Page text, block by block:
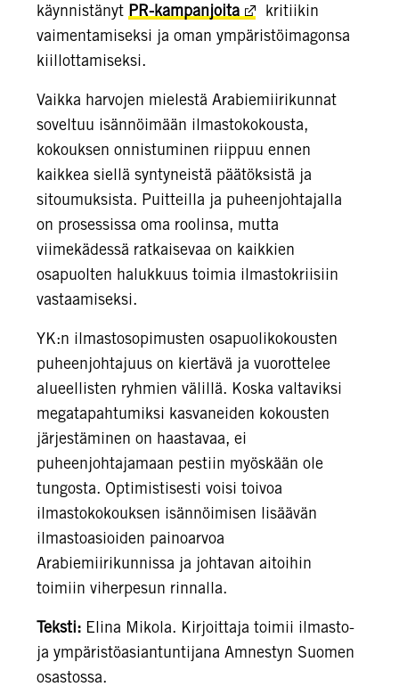
käynnistänyt PR-kampanjoita
kritiikin
vaimentamiseksi ja oman ympäristöimagonsa
kiillottamiseksi.
Vaikka harvojen mielestä Arabiemiirikunnat
soveltuu isännöimään ilmastokokousta,
kokouksen onnistuminen riippuu ennen
kaikkea siellä syntyneistä päätöksistä ja
sitoumuksista. Puitteilla ja puheenjohtajalla
on prosessissa oma roolinsa, mutta
viimekädessä ratkaisevaa on kaikkien
osapuolten halukkuus toimia ilmastokriisiin
vastaamiseksi.
YK:n ilmastosopimusten osapuolikokousten
puheenjohtajuus on kiertävä ja vuorottelee
alueellisten ryhmien välillä. Koska valtaviksi
megatapahtumiksi kasvaneiden kokousten
järjestäminen on haastavaa, ei
puheenjohtajamaan pestiin myöskään ole
tungosta. Optimistisesti voisi toivoa
ilmastokokouksen isännöimisen lisäävän
ilmastoasioiden painoarvoa
Arabiemiirikunnissa ja johtavan aitoihin
toimiin viherpesun rinnalla.
Teksti: Elina Mikola. Kirjoittaja toimii ilmasto-
ja ympäristöasiantuntijana Amnestyn Suomen
osastossa.